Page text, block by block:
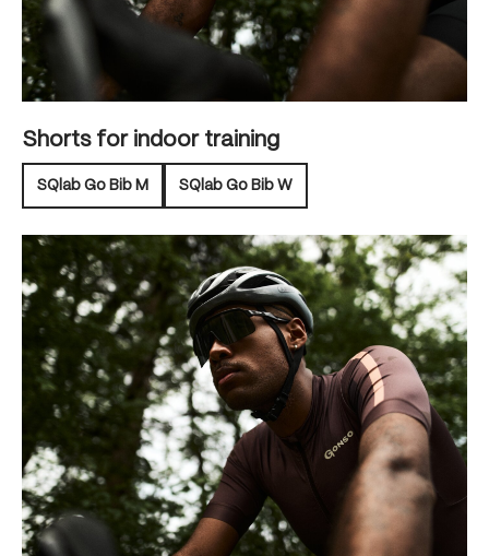
Shorts for indoor training
SQlab Go Bib M SQlab Go Bib W